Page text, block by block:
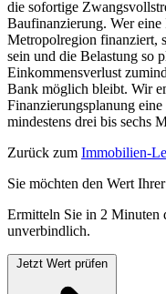
die sofortige
Baufinanzierung. Wer
Metropolregion finanziert,
sein und die Belastung so
Einkommensverlust
Bank möglich bleibt. Wir
Finanzierungsplanung
mindestens drei bis sechs
Zurück zum Immobilien-
Sie möchten den Wert
Ermitteln Sie in 2 Minuten
unverbindlich.